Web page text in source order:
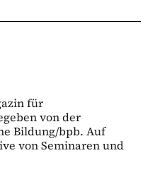
für
von der
Bildung/bpb. Auf
von Seminaren und